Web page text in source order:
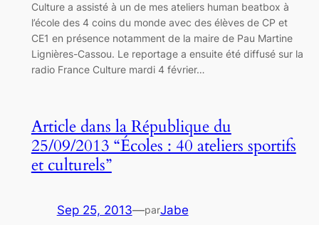
Culture a assisté à un de mes ateliers human beatbox à
l’école des 4 coins du monde avec des élèves de CP et
CE1 en présence notamment de la maire de Pau Martine
Lignières-Cassou. Le reportage a ensuite été diffusé sur la
radio France Culture mardi 4 février…
Article dans la République du
25/09/2013 “Écoles : 40 ateliers sportifs
et culturels”
Sep 25, 2013—parJabe